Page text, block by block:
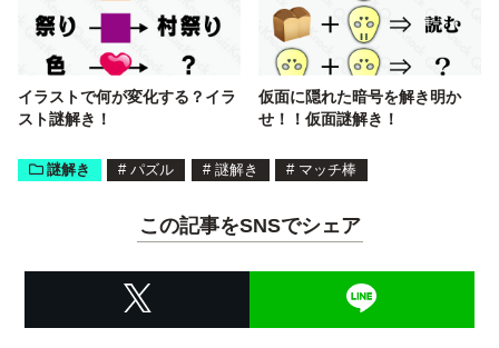
イラストで何が変化する？イラ
スト謎解き！
仮面に隠れた暗号を解き明か
せ！！仮面謎解き！
謎解き # パズル # 謎解き # マッチ棒
この記事をSNSでシェア